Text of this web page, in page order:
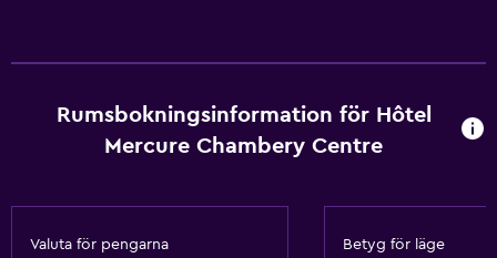
Kroppstvål
Luftkonditionering
Rumsbokningsinformation för Hôtel
Mercure Chambery Centre
Valuta för pengarna Betyg för läge